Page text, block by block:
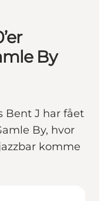
By
Bent J har fået
By, hvor
komme